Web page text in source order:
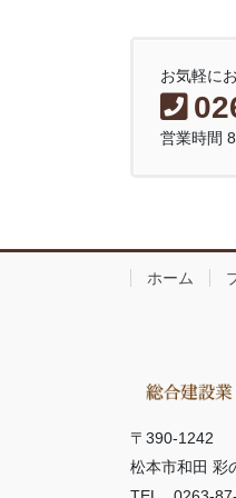
お気軽に
営業時間
ホーム
〒390-1242
松本市和田 彩